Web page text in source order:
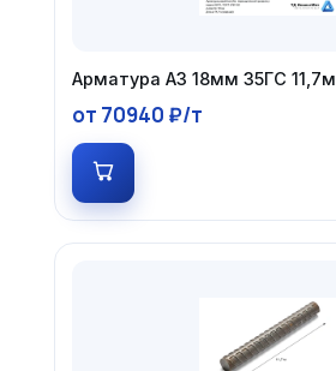
Арматура А3 18мм 35ГС 11,7м
от 70940 ₽/т